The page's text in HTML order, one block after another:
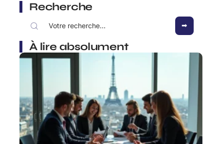
Recherche
À lire absolument